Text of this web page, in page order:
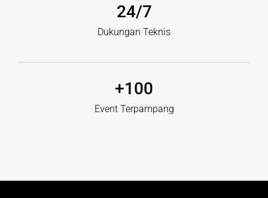
Dukungan Teknis
24/7
Event Terpampang
+100